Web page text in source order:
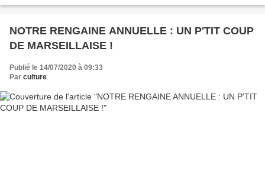
NOTRE RENGAINE ANNUELLE : UN P'TIT COUP
DE MARSEILLAISE !
Publié le 14/07/2020 à 09:33
Par culture